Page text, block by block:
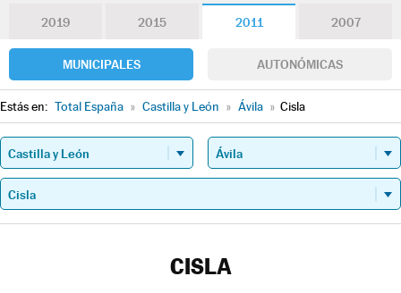
2019 2015 2011 2007
MUNICIPALES AUTONÓMICAS
Estás en: Total España » Castilla y León » Ávila » Cisla
CISLA